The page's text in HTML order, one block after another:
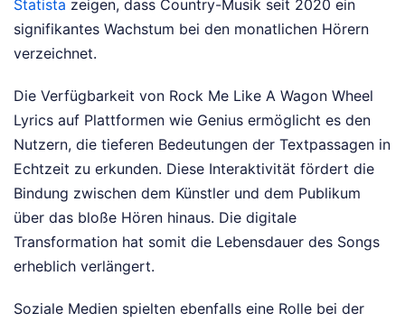
Statista zeigen, dass Country-Musik seit 2020 ein
signifikantes Wachstum bei den monatlichen Hörern
verzeichnet.
Die Verfügbarkeit von Rock Me Like A Wagon Wheel
Lyrics auf Plattformen wie Genius ermöglicht es den
Nutzern, die tieferen Bedeutungen der Textpassagen in
Echtzeit zu erkunden. Diese Interaktivität fördert die
Bindung zwischen dem Künstler und dem Publikum
über das bloße Hören hinaus. Die digitale
Transformation hat somit die Lebensdauer des Songs
erheblich verlängert.
Soziale Medien spielten ebenfalls eine Rolle bei der